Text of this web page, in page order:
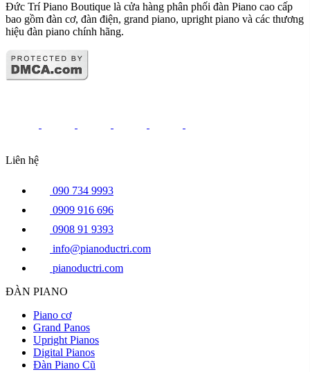
Đức Trí Piano Boutique là cửa hàng phân phối đàn Piano cao cấp
bao gồm đàn cơ, đàn điện, grand piano, upright piano và các thương
hiệu đàn piano chính hãng.
Liên hệ
090 734 9993
0909 916 696
0908 91 9393
info@pianoductri.com
pianoductri.com
ĐÀN PIANO
Piano cơ
Grand Panos
Upright Pianos
Digital Pianos
Đàn Piano Cũ